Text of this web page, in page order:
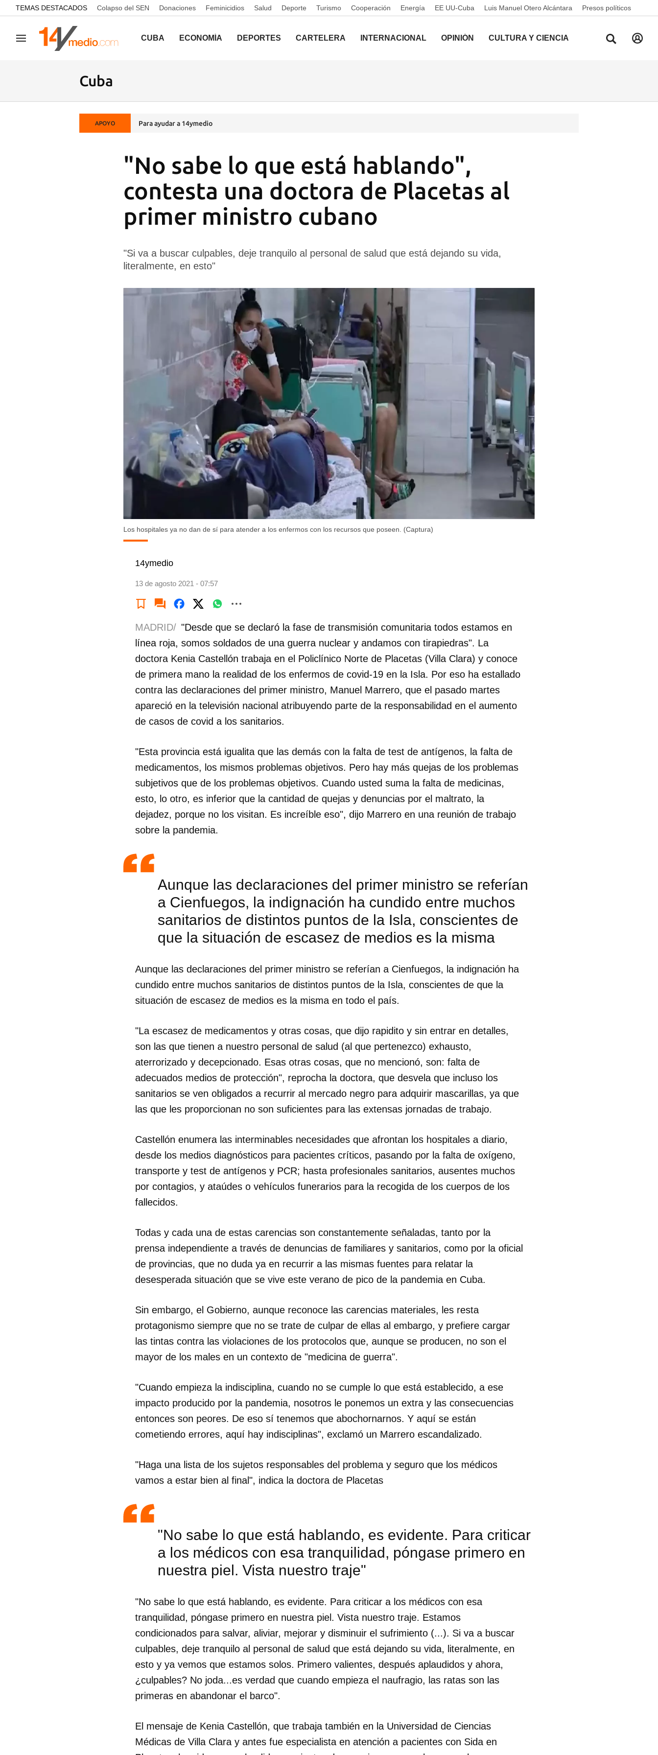
common.go-to-content
TEMAS DESTACADOS Colapso del SEN Donaciones Feminicidios Salud Deporte Turismo Cooperación Energía EE UU-Cuba Luis Manuel Otero Alcántara Presos políticos
Navegación CUBA ECONOMÍA DEPORTES CARTELERA INTERNACIONAL OPINIÓN CULTURA Y CIENCIA
Cuba
APOYO Para ayudar a 14ymedio
"No sabe lo que está hablando",
contesta una doctora de Placetas al
primer ministro cubano
"Si va a buscar culpables, deje tranquilo al personal de salud que está dejando su vida,
literalmente, en esto"
Los hospitales ya no dan de sí para atender a los enfermos con los recursos que poseen. (Captura)
14ymedio
13 de agosto 2021 - 07:57
Guardar como favorito
Para poder guardar como favorito, primero has de iniciar sesión con tu
cuenta de 14ymedio.
MADRID/ "Desde que se declaró la fase de transmisión comunitaria todos estamos en
línea roja, somos soldados de una guerra nuclear y andamos con tirapiedras". La
doctora Kenia Castellón trabaja en el Policlínico Norte de Placetas (Villa Clara) y conoce
de primera mano la realidad de los enfermos de covid-19 en la Isla. Por eso ha estallado
contra las declaraciones del primer ministro, Manuel Marrero, que el pasado martes
apareció en la televisión nacional atribuyendo parte de la responsabilidad en el aumento
de casos de covid a los sanitarios.
"Esta provincia está igualita que las demás con la falta de test de antígenos, la falta de
medicamentos, los mismos problemas objetivos. Pero hay más quejas de los problemas
subjetivos que de los problemas objetivos. Cuando usted suma la falta de medicinas,
esto, lo otro, es inferior que la cantidad de quejas y denuncias por el maltrato, la
dejadez, porque no los visitan. Es increíble eso", dijo Marrero en una reunión de trabajo
sobre la pandemia.
Aunque las declaraciones del primer ministro se referían
a Cienfuegos, la indignación ha cundido entre muchos
sanitarios de distintos puntos de la Isla, conscientes de
que la situación de escasez de medios es la misma
Aunque las declaraciones del primer ministro se referían a Cienfuegos, la indignación ha
cundido entre muchos sanitarios de distintos puntos de la Isla, conscientes de que la
situación de escasez de medios es la misma en todo el país.
"La escasez de medicamentos y otras cosas, que dijo rapidito y sin entrar en detalles,
son las que tienen a nuestro personal de salud (al que pertenezco) exhausto,
aterrorizado y decepcionado. Esas otras cosas, que no mencionó, son: falta de
adecuados medios de protección", reprocha la doctora, que desvela que incluso los
sanitarios se ven obligados a recurrir al mercado negro para adquirir mascarillas, ya que
las que les proporcionan no son suficientes para las extensas jornadas de trabajo.
Castellón enumera las interminables necesidades que afrontan los hospitales a diario,
desde los medios diagnósticos para pacientes críticos, pasando por la falta de oxígeno,
transporte y test de antígenos y PCR; hasta profesionales sanitarios, ausentes muchos
por contagios, y ataúdes o vehículos funerarios para la recogida de los cuerpos de los
fallecidos.
Todas y cada una de estas carencias son constantemente señaladas, tanto por la
prensa independiente a través de denuncias de familiares y sanitarios, como por la oficial
de provincias, que no duda ya en recurrir a las mismas fuentes para relatar la
desesperada situación que se vive este verano de pico de la pandemia en Cuba.
Sin embargo, el Gobierno, aunque reconoce las carencias materiales, les resta
protagonismo siempre que no se trate de culpar de ellas al embargo, y prefiere cargar
las tintas contra las violaciones de los protocolos que, aunque se producen, no son el
mayor de los males en un contexto de "medicina de guerra".
"Cuando empieza la indisciplina, cuando no se cumple lo que está establecido, a ese
impacto producido por la pandemia, nosotros le ponemos un extra y las consecuencias
entonces son peores. De eso sí tenemos que abochornarnos. Y aquí se están
cometiendo errores, aquí hay indisciplinas", exclamó un Marrero escandalizado.
"Haga una lista de los sujetos responsables del problema y seguro que los médicos
vamos a estar bien al final", indica la doctora de Placetas
"No sabe lo que está hablando, es evidente. Para criticar
a los médicos con esa tranquilidad, póngase primero en
nuestra piel. Vista nuestro traje"
"No sabe lo que está hablando, es evidente. Para criticar a los médicos con esa
tranquilidad, póngase primero en nuestra piel. Vista nuestro traje. Estamos
condicionados para salvar, aliviar, mejorar y disminuir el sufrimiento (...). Si va a buscar
culpables, deje tranquilo al personal de salud que está dejando su vida, literalmente, en
esto y ya vemos que estamos solos. Primero valientes, después aplaudidos y ahora,
¿culpables? No joda...es verdad que cuando empieza el naufragio, las ratas son las
primeras en abandonar el barco".
El mensaje de Kenia Castellón, que trabaja también en la Universidad de Ciencias
Médicas de Villa Clara y antes fue especialista en atención a pacientes con Sida en